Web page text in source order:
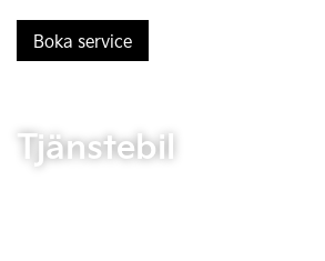
Boka service
Tjänstebil